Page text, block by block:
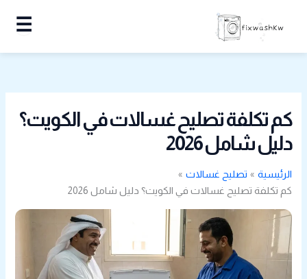
☰
كم تكلفة تصليح غسالات في الكويت؟
دليل شامل 2026
الرئيسية
تصليح غسالات
كم تكلفة تصليح غسالات في الكويت؟ دليل شامل 2026